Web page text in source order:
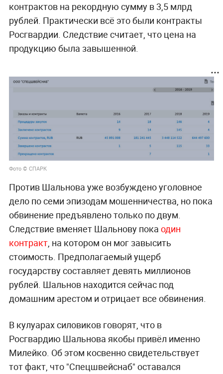
контрактов на рекордную сумму в 3,5 млрд
рублей. Практически всё это были контракты
Росгвардии. Следствие считает, что цена на
продукцию была завышенной.
Фото © СПАРК
Против Шальнова уже возбуждено уголовное
дело по семи эпизодам мошенничества, но пока
обвинение предъявлено только по двум.
Следствие вменяет Шальнову пока один
контракт, на котором он мог завысить
стоимость. Предполагаемый ущерб
государству составляет девять миллионов
рублей. Шальнов находится сейчас под
домашним арестом и отрицает все обвинения.
В кулуарах силовиков говорят, что в
Росгвардию Шальнова якобы привёл именно
Милейко. Об этом косвенно свидетельствует
тот факт, что "Спецшвейснаб" оставался